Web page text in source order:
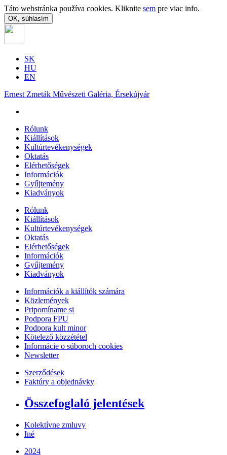
Táto webstránka používa cookies. Kliknite sem pre viac info.
OK, súhlasím
SK
HU
EN
Ernest Zmeták Művészeti Galéria, Érsekújvár
Rólunk
Kiállítások
Kultúrtevékenységek
Oktatás
Elérhetőségek
Információk
Gyűjtemény
Kiadványok
Rólunk
Kiállítások
Kultúrtevékenységek
Oktatás
Elérhetőségek
Információk
Gyűjtemény
Kiadványok
Információk a kiállítók számára
Közlemények
Pripomíname si
Podpora FPU
Podpora kult minor
Kötelező közzététel
Informácie o súboroch cookies
Newsletter
Szerződések
Faktúry a objednávky
Összefoglaló jelentések
Kolektívne zmluvy
Iné
2024